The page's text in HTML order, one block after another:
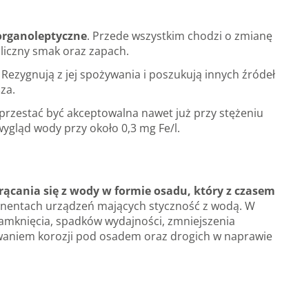
. Przede wszystkim chodzi o zmianę
smak oraz zapach.
z jej spożywania i poszukują innych źródeł
być akceptowalna nawet już przy stężeniu
wody przy około 0,3 mg Fe/l.
się z wody w formie osadu, który z czasem
urządzeń mających styczność z wodą. W
spadków wydajności, zmniejszenia
korozji pod osadem oraz drogich w naprawie